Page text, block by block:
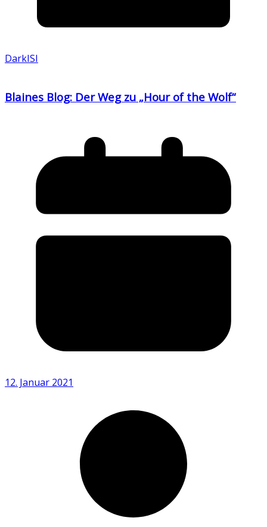
DarkISI
Blaines Blog: Der Weg zu „Hour of the Wolf“
12. Januar 2021